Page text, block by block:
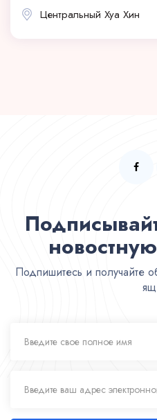
Центральный Хуа Хин
Подпишитесь и получайте